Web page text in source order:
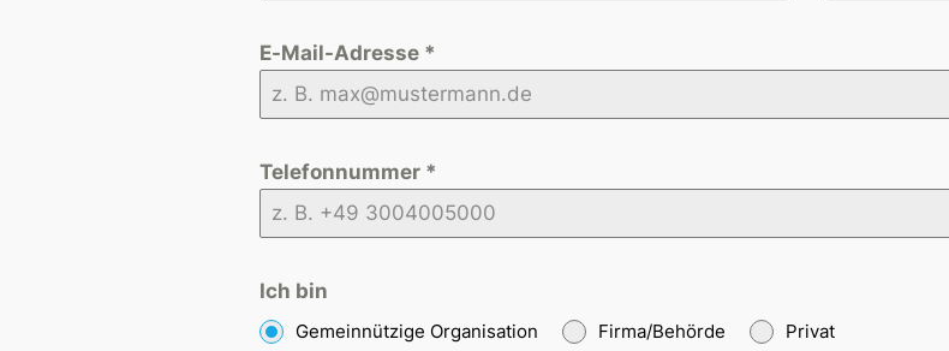
E-Mail-Adresse *
Telefonnummer *
Ich bin
Gemeinnützige Organisation Firma/Behörde Privat